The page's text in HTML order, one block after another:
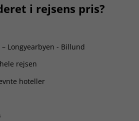
i rejsens pris?
Longyearbyen - Billund
rejsen
hoteller